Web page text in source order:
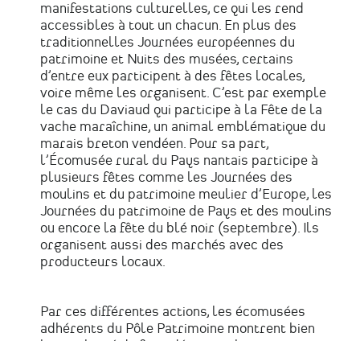
manifestations culturelles, ce qui les rend
accessibles à tout un chacun. En plus des
traditionnelles Journées européennes du
patrimoine et Nuits des musées, certains
d’entre eux participent à des fêtes locales,
voire même les organisent. C’est par exemple
le cas du Daviaud qui participe à la Fête de la
vache maraîchine, un animal emblématique du
marais breton vendéen. Pour sa part,
l’Écomusée rural du Pays nantais participe à
plusieurs fêtes comme les Journées des
moulins et du patrimoine meulier d’Europe, les
Journées du patrimoine de Pays et des moulins
ou encore la fête du blé noir (septembre). Ils
organisent aussi des marchés avec des
producteurs locaux.
Par ces différentes actions, les écomusées
adhérents du Pôle Patrimoine montrent bien